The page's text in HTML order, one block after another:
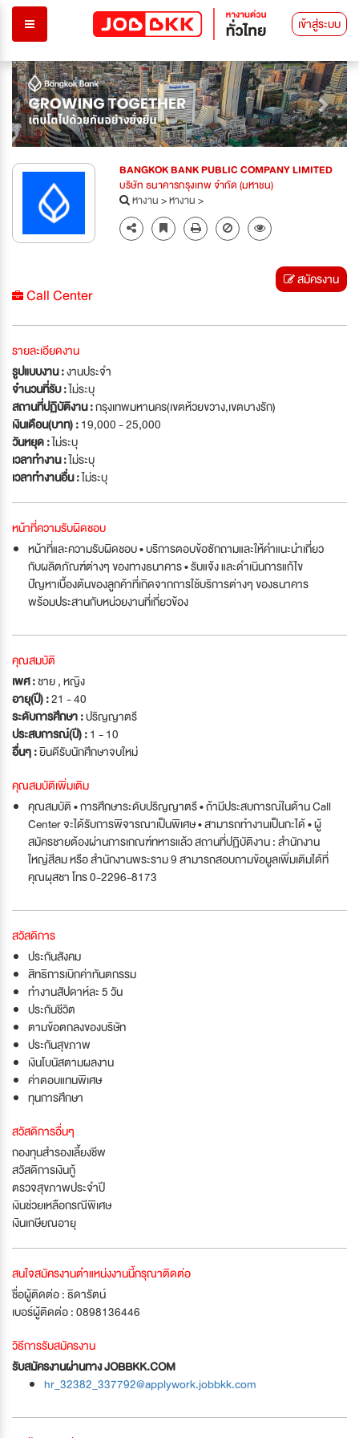
เข้าสู่ระบบ
Previous Next
BANGKOK BANK PUBLIC COMPANY LIMITED
บริษัท ธนาคารกรุงเทพ จำกัด (มหาชน)
หางาน>หางาน>
Call Center
สมัครงาน
รายละเอียดงาน
รูปแบบงาน :งานประจำ
จำนวนที่รับ :ไม่ระบุ
สถานที่ปฏิบัติงาน :กรุงเทพมหานคร(เขตห้วยขวาง,เขตบางรัก)
เงินเดือน(บาท) :19,000 - 25,000
วันหยุด :ไม่ระบุ
เวลาทำงาน :ไม่ระบุ
เวลาทำงานอื่น :ไม่ระบุ
หน้าที่ความรับผิดชอบ
หน้าที่และความรับผิดชอบ • บริการตอบข้อซักถามและให้คำแนะนำเกี่ยว
กับผลิตภัณฑ์ต่างๆ ของทางธนาคาร • รับแจ้ง และดำเนินการแก้ไข
ปัญหาเบื้องต้นของลูกค้าที่เกิดจากการใช้บริการต่างๆ ของธนาคาร
พร้อมประสานกับหน่วยงานที่เกี่ยวข้อง
คุณสมบัติ
เพศ :ชาย , หญิง
อายุ(ปี) :21 - 40
ระดับการศึกษา :ปริญญาตรี
ประสบการณ์(ปี) :1 - 10
อื่นๆ :ยินดีรับนักศึกษาจบใหม่
คุณสมบัติเพิ่มเติม
คุณสมบัติ • การศึกษาระดับปริญญาตรี • ถ้ามีประสบการณ์ในด้าน Call
Center จะได้รับการพิจารณาเป็นพิเศษ • สามารถทำงานเป็นกะได้ • ผู้
สมัครชายต้องผ่านการเกณฑ์ทหารแล้ว สถานที่ปฏิบัติงาน : สำนักงาน
ใหญ่สีลม หรือ สำนักงานพระราม 9 สามารถสอบถามข้อมูลเพิ่มเติมได้ที่
คุณผุสชา โทร 0-2296-8173
สวัสดิการ
ประกันสังคม
สิทธิการเบิกค่าทันตกรรม
ทำงานสัปดาห์ละ 5 วัน
ประกันชีวิต
ตามข้อตกลงของบริษัท
ประกันสุขภาพ
เงินโบนัสตามผลงาน
ค่าตอบแทนพิเศษ
ทุนการศึกษา
สวัสดิการอื่นๆ
กองทุนสำรองเลี้ยงชีพ
สวัสดิการเงินกู้
ตรวจสุขภาพประจำปี
เงินช่วยเหลือกรณีพิเศษ
เงินเกษียณอายุ
สนใจสมัครงานตำแหน่งงานนี้กรุณาติดต่อ
ชื่อผู้ติดต่อ : ธิดารัตน์
เบอร์ผู้ติดต่อ : 0898136446
วิธีการรับสมัครงาน
รับสมัครงานผ่านทาง JOBBKK.COM
hr_32382_337792@applywork.jobbkk.com